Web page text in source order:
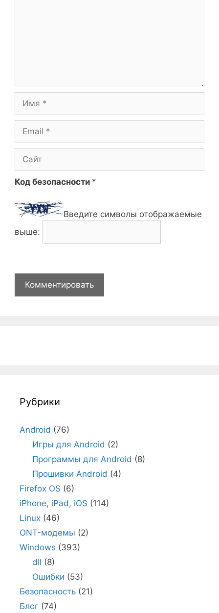
Имя
Email
Сайт
Код безопасности *
Введите символы отображаемые
выше:
Рубрики
Android (76)
Игры для Android (2)
Программы для Android (8)
Прошивки Android (4)
Firefox OS (6)
iPhone, iPad, iOS (114)
Linux (46)
ONT-модемы (2)
Windows (393)
dll (8)
Ошибки (53)
Безопасность (21)
Блог (74)